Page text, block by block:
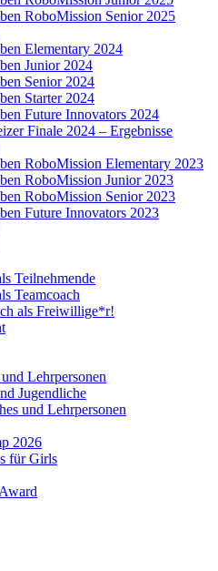
RoboMission Senior 2025
Elementary 2024
Junior 2024
Senior 2024
Starter 2024
Future Innovators 2024
Finale 2024 – Ergebnisse
RoboMission Elementary 2023
RoboMission Junior 2023
RoboMission Senior 2023
Future Innovators 2023
Teilnehmende
Teamcoach
als Freiwillige*r!
Lehrpersonen
Jugendliche
und Lehrpersonen
2026
für Girls